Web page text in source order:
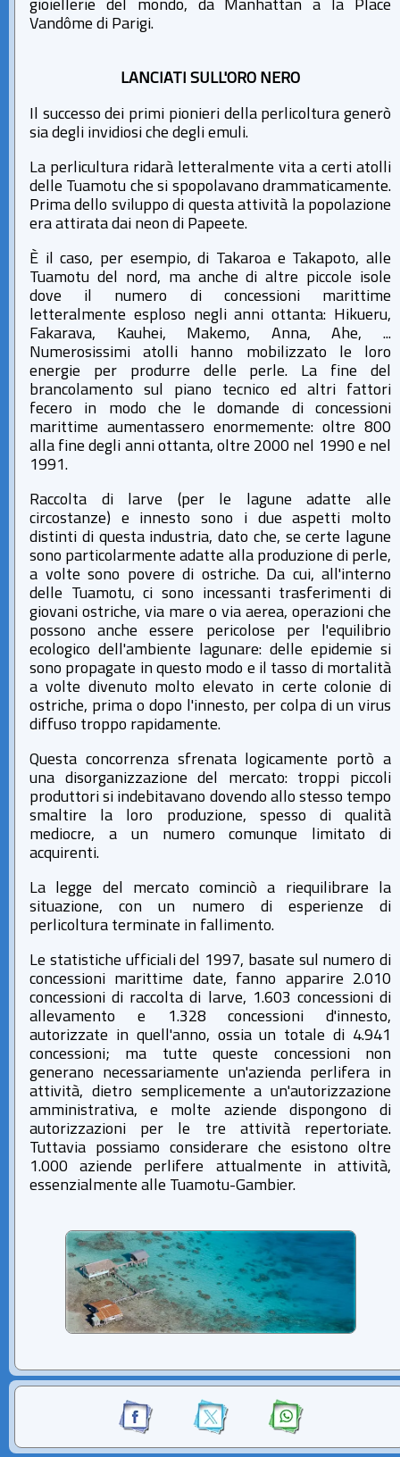
gioiellerie del mondo, da Manhattan a la Place
Vandôme di Parigi.
LANCIATI SULL'ORO NERO
Il successo dei primi pionieri della perlicoltura generò
sia degli invidiosi che degli emuli.
La perlicultura ridarà letteralmente vita a certi atolli
delle Tuamotu che si spopolavano drammaticamente.
Prima dello sviluppo di questa attività la popolazione
era attirata dai neon di Papeete.
È il caso, per esempio, di Takaroa e Takapoto, alle
Tuamotu del nord, ma anche di altre piccole isole
dove il numero di concessioni marittime
letteralmente esploso negli anni ottanta: Hikueru,
Fakarava, Kauhei, Makemo, Anna, Ahe, ...
Numerosissimi atolli hanno mobilizzato le loro
energie per produrre delle perle. La fine del
brancolamento sul piano tecnico ed altri fattori
fecero in modo che le domande di concessioni
marittime aumentassero enormemente: oltre 800
alla fine degli anni ottanta, oltre 2000 nel 1990 e nel
1991.
Raccolta di larve (per le lagune adatte alle
circostanze) e innesto sono i due aspetti molto
distinti di questa industria, dato che, se certe lagune
sono particolarmente adatte alla produzione di perle,
a volte sono povere di ostriche. Da cui, all'interno
delle Tuamotu, ci sono incessanti trasferimenti di
giovani ostriche, via mare o via aerea, operazioni che
possono anche essere pericolose per l'equilibrio
ecologico dell'ambiente lagunare: delle epidemie si
sono propagate in questo modo e il tasso di mortalità
a volte divenuto molto elevato in certe colonie di
ostriche, prima o dopo l'innesto, per colpa di un virus
diffuso troppo rapidamente.
Questa concorrenza sfrenata logicamente portò a
una disorganizzazione del mercato: troppi piccoli
produttori si indebitavano dovendo allo stesso tempo
smaltire la loro produzione, spesso di qualità
mediocre, a un numero comunque limitato di
acquirenti.
La legge del mercato cominciò a riequilibrare la
situazione, con un numero di esperienze di
perlicoltura terminate in fallimento.
Le statistiche ufficiali del 1997, basate sul numero di
concessioni marittime date, fanno apparire 2.010
concessioni di raccolta di larve, 1.603 concessioni di
allevamento e 1.328 concessioni d'innesto,
autorizzate in quell'anno, ossia un totale di 4.941
concessioni; ma tutte queste concessioni non
generano necessariamente un'azienda perlifera in
attività, dietro semplicemente a un'autorizzazione
amministrativa, e molte aziende dispongono di
autorizzazioni per le tre attività repertoriate.
Tuttavia possiamo considerare che esistono oltre
1.000 aziende perlifere attualmente in attività,
essenzialmente alle Tuamotu-Gambier.